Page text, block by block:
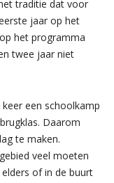
traditie dat voor
jaar op het
het programma
twee jaar niet
een schoolkamp
Daarom
te maken.
veel moeten
of in de buurt